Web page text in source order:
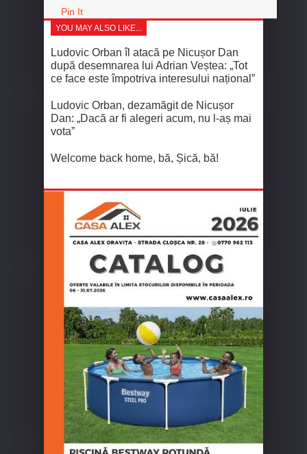
Pin It
YOU MAY ALSO LIKE...
Ludovic Orban îl atacă pe Nicușor Dan
după desemnarea lui Adrian Veștea: „Tot
ce face este împotriva interesului național”
Ludovic Orban, dezamăgit de Nicușor
Dan: „Dacă ar fi alegeri acum, nu l-aș mai
vota”
Welcome back home, bă, Șică, bă!